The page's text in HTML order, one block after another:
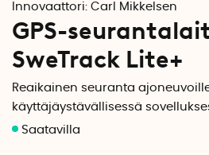
Innovaattori: Carl Mikkelsen
GPS-
SweTrack Lite+
Reaikainen seuranta
käyttäjäystävällisessä